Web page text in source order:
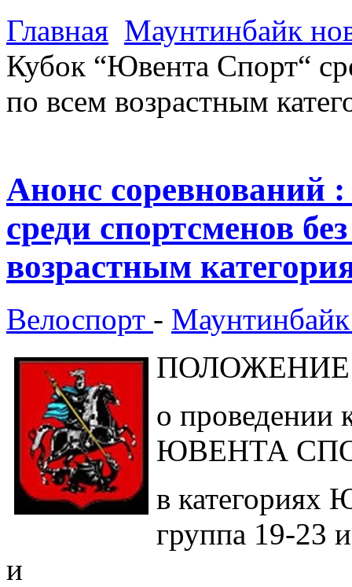
Главная Маунтинбайк
Кубок “Ювента Спорт“
по всем возрастным
Анонс соревнований
среди спортсменов
возрастным
Велоспорт -
ПОЛОЖЕНИЕ
о проведении
ЮВЕНТА
в
группа 19-
и